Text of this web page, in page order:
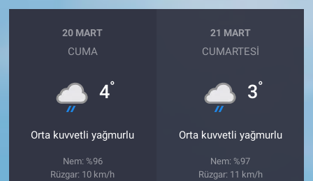
20 MART
CUMA
4°
Orta kuvvetli yağmurlu
Nem: %96
Rüzgar: 10 km/h
21 MART
CUMARTESI
3°
Orta kuvvetli yağmurlu
Nem: %97
Rüzgar: 11 km/h